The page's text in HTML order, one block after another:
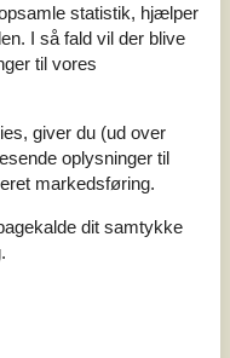
1 vurdering
statistik, hjælper
I så fald vil der blive
til vores
giver du (ud over
oplysninger til
markedsføring.
dit samtykke